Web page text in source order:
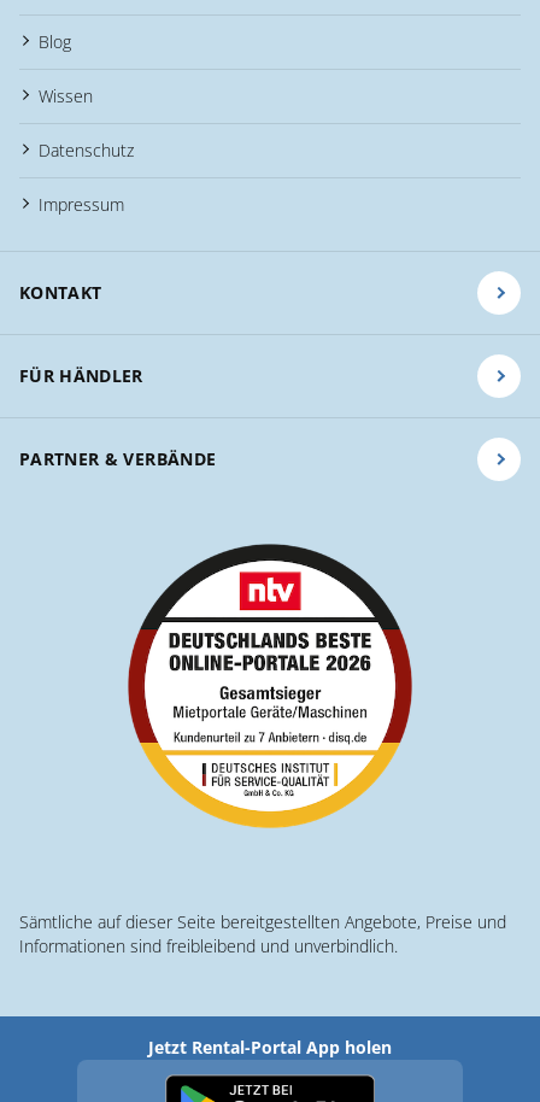
Blog
Wissen
Datenschutz
Impressum
KONTAKT
FÜR HÄNDLER
PARTNER & VERBÄNDE
Sämtliche auf dieser Seite bereitgestellten Angebote, Preise und
Informationen sind freibleibend und unverbindlich.
Jetzt Rental-Portal App holen